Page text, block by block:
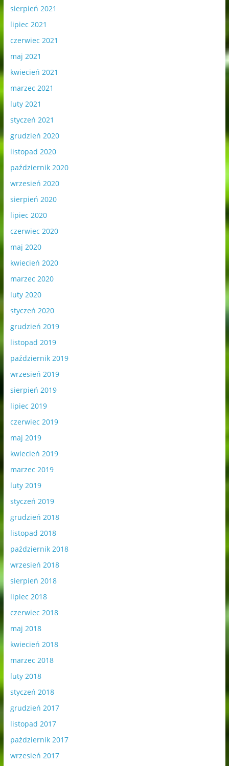
sierpień 2021
lipiec 2021
czerwiec 2021
maj 2021
kwiecień 2021
marzec 2021
luty 2021
styczeń 2021
grudzień 2020
listopad 2020
październik 2020
wrzesień 2020
sierpień 2020
lipiec 2020
czerwiec 2020
maj 2020
kwiecień 2020
marzec 2020
luty 2020
styczeń 2020
grudzień 2019
listopad 2019
październik 2019
wrzesień 2019
sierpień 2019
lipiec 2019
czerwiec 2019
maj 2019
kwiecień 2019
marzec 2019
luty 2019
styczeń 2019
grudzień 2018
listopad 2018
październik 2018
wrzesień 2018
sierpień 2018
lipiec 2018
czerwiec 2018
maj 2018
kwiecień 2018
marzec 2018
luty 2018
styczeń 2018
grudzień 2017
listopad 2017
październik 2017
wrzesień 2017